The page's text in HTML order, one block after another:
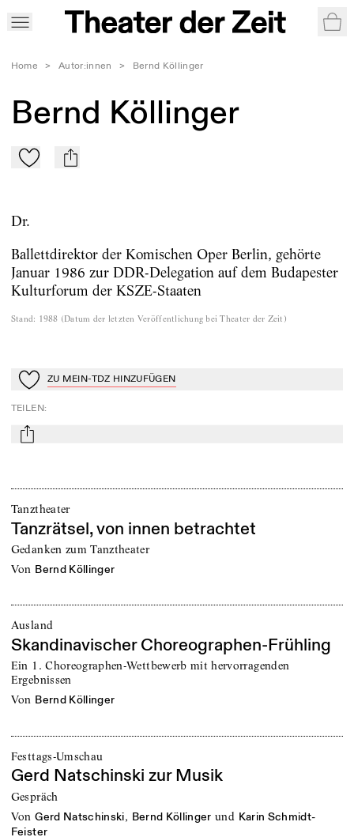
Home > Autor:innen > Bernd Köllinger
Bernd Köllinger
Zu Mein-TdZ hinzufügen
mail
Dr.
Ballettdirektor der Komischen Oper Berlin, gehörte
Januar 1986 zur DDR-Delegation auf dem Budapester
Kulturforum der KSZE-Staaten
Stand: 1988 (Datum der letzten Veröffentlichung bei Theater der Zeit )
Zu Mein-TdZ hinzufügen
ZU MEIN-TDZ HINZUFÜGEN
TEILEN:
mail
Tanztheater
Tanzrätsel, von innen betrachtet
Gedanken zum Tanztheater
von Bernd Köllinger
Ausland
Skandinavischer Choreographen-Frühling
Ein 1. Choreographen-Wettbewerb mit hervorragenden
Ergebnissen
von Bernd Köllinger
Festtags-Umschau
Gerd Natschinski zur Musik
Gespräch
von Gerd Natschinski, Bernd Köllinger und Karin Schmidt-
Feister